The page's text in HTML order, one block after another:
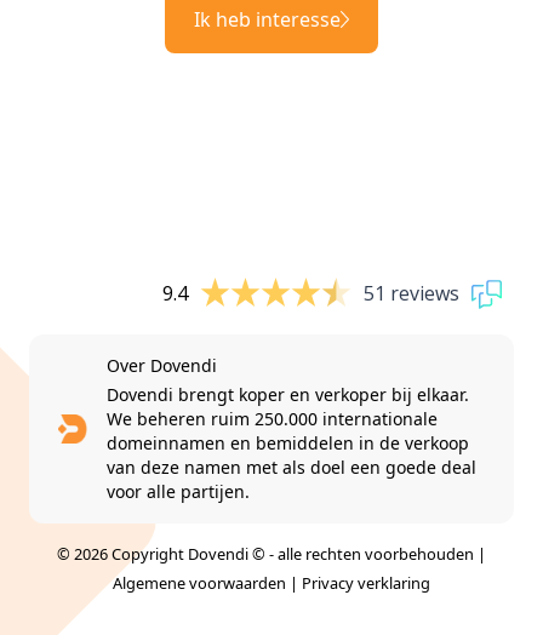
Ik heb interesse
9.4 51 reviews
Over Dovendi
Dovendi brengt koper en verkoper bij elkaar.
We beheren ruim 250.000 internationale
domeinnamen en bemiddelen in de verkoop
van deze namen met als doel een goede deal
voor alle partijen.
© 2026 Copyright Dovendi © - alle rechten voorbehouden |
Algemene voorwaarden | Privacy verklaring